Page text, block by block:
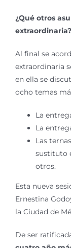
¿Qué otros
extraordinaria?
Al final se
extraordinaria
en ella se
ocho temas
La
La
Las
sustituto
otros.
Esta nueva
Ernestina
la Ciudad de
De ser